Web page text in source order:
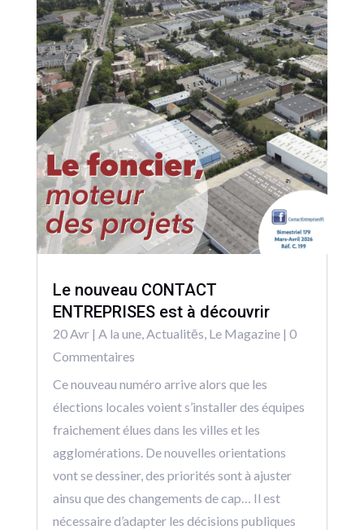
Le nouveau CONTACT
ENTREPRISES est à découvrir
20 Avr| A la une,Actualitēs, Le Magazine| 0
Commentaires
Ce nouveau numéro arrive alors que les
élections locales voient s’installer des équipes
fraichement élues dans les villes et les
agglomérations. De nouvelles orientations
vont se dessiner, des priorités sont à ajuster
ainsu que des changements de cap… Il est
nécessaire d’adapter les décisions publiques